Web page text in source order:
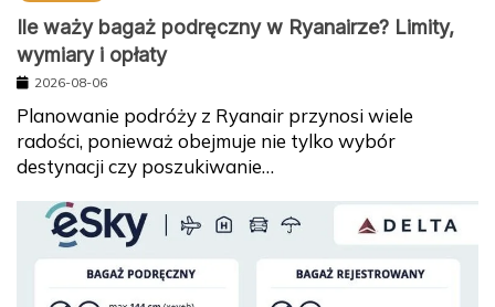
Ile waży bagaż podręczny w Ryanairze? Limity,
wymiary i opłaty
2026-08-06
Planowanie podróży z Ryanair przynosi wiele
radości, ponieważ obejmuje nie tylko wybór
destynacji czy poszukiwanie…